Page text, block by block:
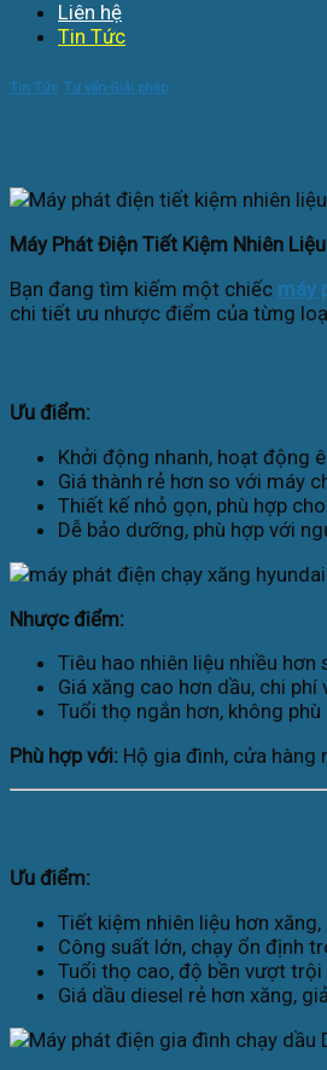
Liên hệ
Tin Tức
Tin Tức Tư vấn-Giải pháp
Máy Phát Điện Tiết Kiệm Nhiên
Bạn đang tìm kiếm một chiếc máy
chi tiết ưu nhược điểm của từng
Ưu điểm:
Khởi động nhanh, hoạt động
Giá thành rẻ hơn so với máy
Thiết kế nhỏ gọn, phù hợp
Dễ bảo dưỡng, phù hợp với
Nhược điểm:
Tiêu hao nhiên liệu nhiều hơn
Giá xăng cao hơn dầu, chi
Tuổi thọ ngắn hơn, không
Phù hợp với: Hộ gia đình, cửa hàng
Ưu điểm:
Tiết kiệm nhiên liệu hơn
Công suất lớn, chạy ổn định
Tuổi thọ cao, độ bền vượt trội
Giá dầu diesel rẻ hơn xăng,